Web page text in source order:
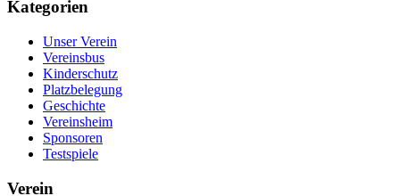
Kategorien
Unser Verein
Vereinsbus
Kinderschutz
Platzbelegung
Geschichte
Vereinsheim
Sponsoren
Testspiele
Verein